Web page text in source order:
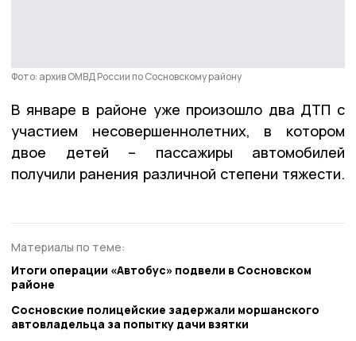
Фото: архив ОМВД России по Сосновскому району
В январе в районе уже произошло два ДТП с
участием несовершеннолетних, в котором
двое детей – пассажиры автомобилей
получили ранения различной степени тяжести.
Материалы по теме:
Итоги операции «Автобус» подвели в Сосновском
районе
Сосновские полицейские задержали моршанского
автовладельца за попытку дачи взятки